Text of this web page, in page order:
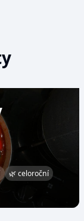
🌿 celoroční